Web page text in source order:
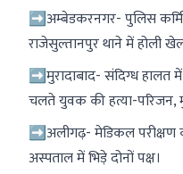
➡अम्बेडकरनगर- पुलिस
राजेसुल्तानपुर थाने में होली
➡मुरादाबाद- संदिग्ध हालत
चलते युवक की हत्या-परिजन,
➡अलीगढ़- मेडिकल परीक्षण
अस्पताल में भिड़े दोनों पक्ष।